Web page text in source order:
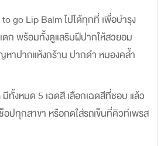
go Lip Balm ไปได้ทุกที่ เพื่อบำรุง
ตก พร้อมทั้งดูแลริมฝีปากให้สวยอม
าปากแห้งกร้าน ปากดำ หมองคล้ำ
ทั้งหมด 5 เฉดสี เลือกเฉดสีที่ชอบ แล้ว
ปทุกสาขา หรือกดใส่รถเข็นที่คิวท์เพรส